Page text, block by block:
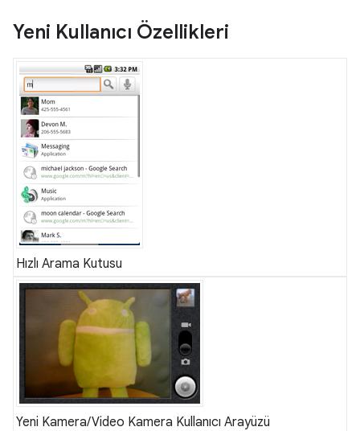
Yeni Kullanıcı Özellikleri
Hızlı Arama Kutusu
Yeni Kamera/Video Kamera Kullanıcı Arayüzü